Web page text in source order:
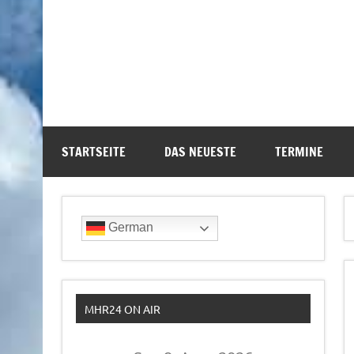
STARTSEITE DAS NEUESTE TERMINE
German
MHR24 ON AIR